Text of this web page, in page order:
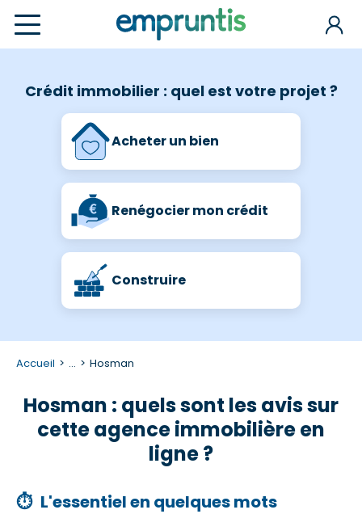
Crédit immobilier : quel est votre projet ?
Acheter un bien
Renégocier mon crédit
Construire
Accueil ... Hosman
Hosman : quels sont les avis sur
cette agence immobilière en
ligne ?
⏱ L'essentiel en quelques mots